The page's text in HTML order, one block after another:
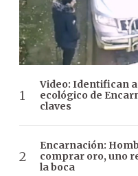
Video: Identifican
ecológico de
claves
Encarnación:
comprar oro, uno
la boca